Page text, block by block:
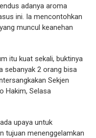
adanya aroma
ini. Ia mencontohkan
muncul keanehan
itu kuat sekali, buktinya
sebanyak 2 orang bisa
Sekjen
Hakim, Selasa
upaya untuk
tujuan menenggelamkan